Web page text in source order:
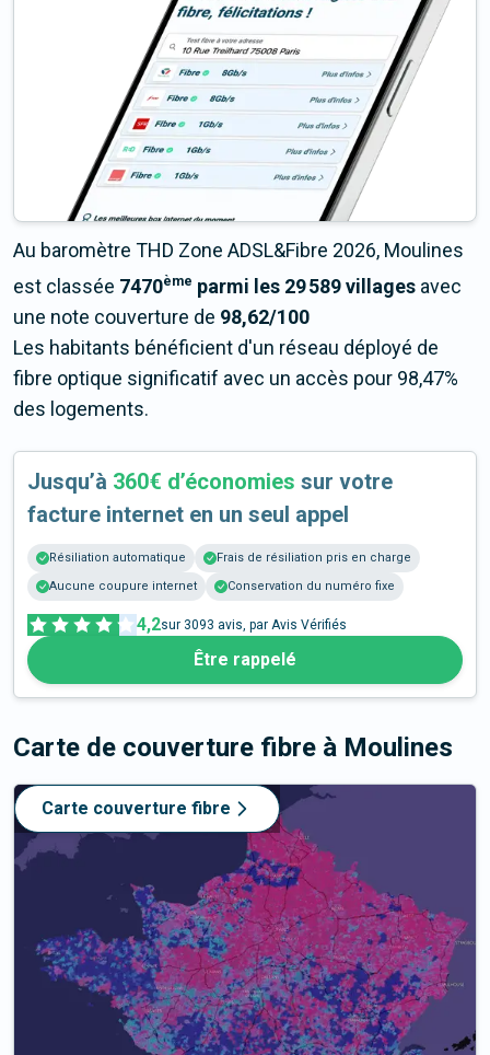
Au baromètre THD Zone ADSL&Fibre 2026, Moulines
est classée 7470ème parmi les 29 589 villages avec
une note couverture de 98,62/100
Les habitants bénéficient d'un réseau déployé de
fibre optique significatif avec un accès pour 98,47%
des logements.
Jusqu’à 360€ d’économies sur votre
facture internet en un seul appel
Résiliation automatique
Frais de résiliation pris en charge
Aucune coupure internet
Conservation du numéro fixe
4,2sur 3093 avis, par Avis Vérifiés
Être rappelé
Carte de couverture fibre à Moulines
Carte couverture fibre